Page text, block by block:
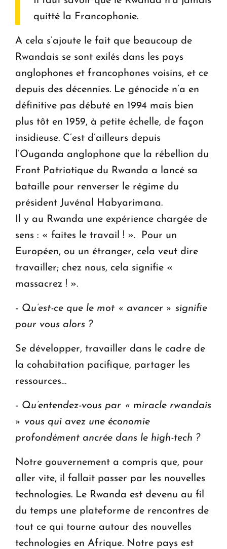
quitté la Francophonie.
A cela s’ajoute le fait que beaucoup de
Rwandais se sont exilés dans les pays
anglophones et francophones voisins, et ce
depuis des décennies. Le génocide n’a en
définitive pas débuté en 1994 mais bien
plus tôt en 1959, à petite échelle, de façon
insidieuse. C’est d’ailleurs depuis
l’Ouganda anglophone que la rébellion du
Front Patriotique du Rwanda a lancé sa
bataille pour renverser le régime du
président Juvénal Habyarimana.
Il y au Rwanda une expérience chargée de
sens : « faites le travail ! ». Pour un
Européen, ou un étranger, cela veut dire
travailler; chez nous, cela signifie «
massacrez ! ».
- Qu’est-ce que le mot « avancer » signifie
pour vous alors ?
Se développer, travailler dans le cadre de
la cohabitation pacifique, partager les
ressources…
- Qu’entendez-vous par « miracle rwandais
» vous qui avez une économie
profondément ancrée dans le high-tech ?
Notre gouvernement a compris que, pour
aller vite, il fallait passer par les nouvelles
technologies. Le Rwanda est devenu au fil
du temps une plateforme de rencontres de
tout ce qui tourne autour des nouvelles
technologies en Afrique. Notre pays est